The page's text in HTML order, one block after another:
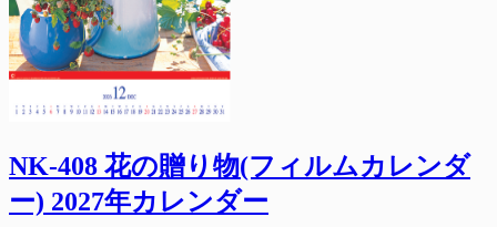
NK-408 花の贈り物(フィルムカレンダ
ー) 2027年カレンダー